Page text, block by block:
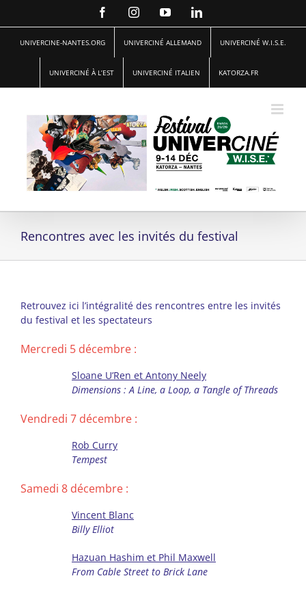
FacebookInstagramYouTubeLinkedIn
UNIVERCINE-NANTES.ORG UNIVERCINÉ ALLEMAND UNIVERCINÉ W.I.S.E.
UNIVERCINÉ À L’EST UNIVERCINÉ ITALIEN KATORZA.FR
Rencontres avec les invités du festival
Retrouvez ici l’intégralité des rencontres entre les invités
du festival et les spectateurs
Mercredi 5 décembre :
Sloane U’Ren et Antony Neely
Dimensions : A Line, a Loop, a Tangle of Threads
Vendredi 7 décembre :
Rob Curry
Tempest
Samedi 8 décembre :
Vincent Blanc
Billy Elliot
Hazuan Hashim et Phil Maxwell
From Cable Street to Brick Lane